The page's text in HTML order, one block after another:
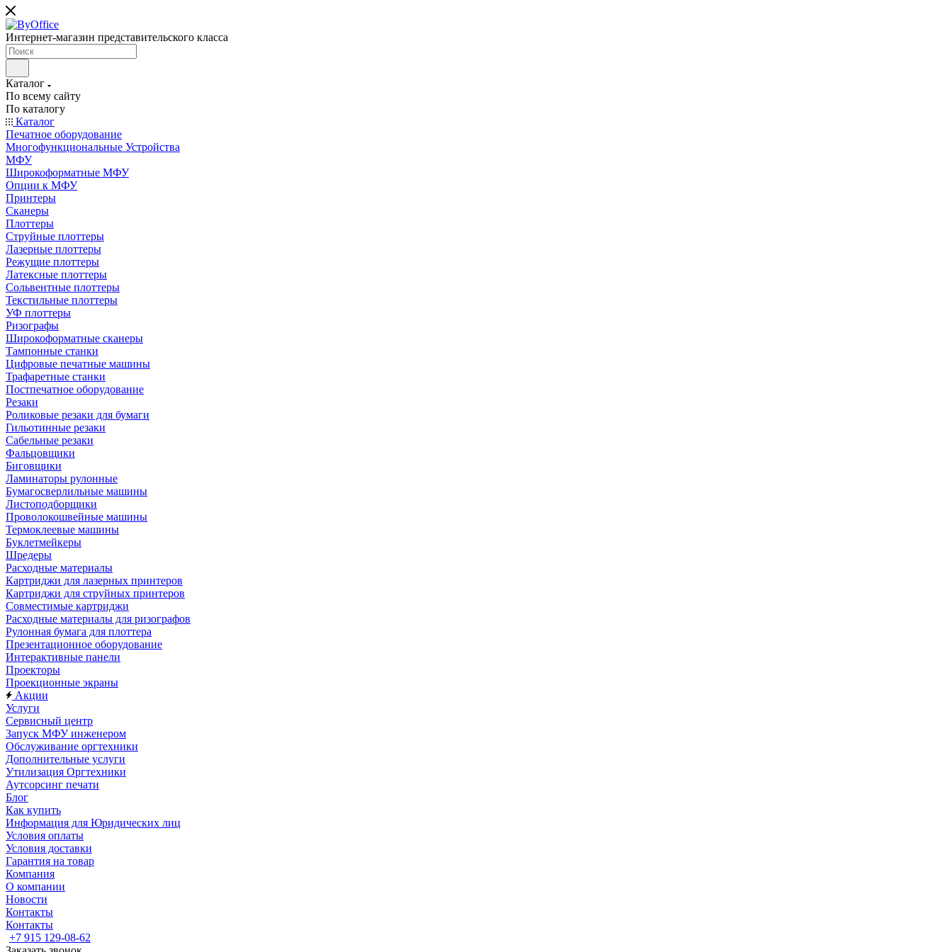
Интернет-магазин представительского класса
Каталог
По всему сайту
По каталогу
Каталог
Печатное оборудование
Многофункциональные Устройства
МФУ
Широкоформатные МФУ
Опции к МФУ
Принтеры
Сканеры
Плоттеры
Струйные плоттеры
Лазерные плоттеры
Режущие плоттеры
Латексные плоттеры
Сольвентные плоттеры
Текстильные плоттеры
УФ плоттеры
Ризографы
Широкоформатные сканеры
Тампонные станки
Цифровые печатные машины
Трафаретные станки
Постпечатное оборудование
Резаки
Роликовые резаки для бумаги
Гильотинные резаки
Сабельные резаки
Фальцовщики
Биговщики
Ламинаторы рулонные
Бумагосверлильные машины
Листоподборщики
Проволокошвейные машины
Термоклеевые машины
Буклетмейкеры
Шредеры
Расходные материалы
Картриджи для лазерных принтеров
Картриджи для струйных принтеров
Совместимые картриджи
Расходные материалы для ризографов
Рулонная бумага для плоттера
Презентационное оборудование
Интерактивные панели
Проекторы
Проекционные экраны
Акции
Услуги
Сервисный центр
Запуск МФУ инженером
Обслуживание оргтехники
Дополнительные услуги
Утилизация Оргтехники
Аутсорсинг печати
Блог
Как купить
Информация для Юридических лиц
Условия оплаты
Условия доставки
Гарантия на товар
Компания
О компании
Новости
Контакты
Контакты
+7 915 129-08-62